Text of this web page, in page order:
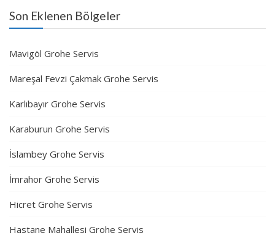
Son Eklenen Bölgeler
Mavigöl Grohe Servis
Mareşal Fevzi Çakmak Grohe Servis
Karlıbayır Grohe Servis
Karaburun Grohe Servis
İslambey Grohe Servis
İmrahor Grohe Servis
Hicret Grohe Servis
Hastane Mahallesi Grohe Servis